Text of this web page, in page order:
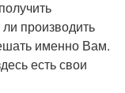
производить
именно Вам.
есть свои